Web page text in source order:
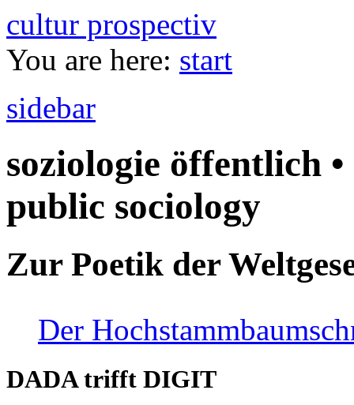
cultur prospectiv
You are here: start
sidebar
soziologie öffentlich
public sociology
Zur Poetik der
Der
DADA trifft DIGIT